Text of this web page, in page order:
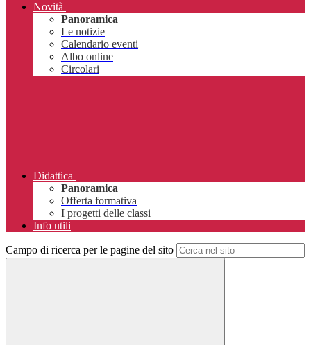
Novità
Panoramica
Le notizie
Calendario eventi
Albo online
Circolari
Didattica
Panoramica
Offerta formativa
I progetti delle classi
Info utili
Campo di ricerca per le pagine del sito